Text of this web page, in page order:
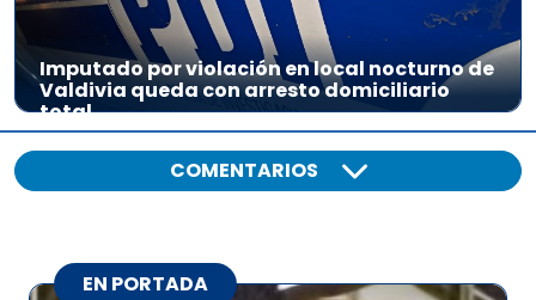
Imputado por violación en local nocturno de
Valdivia queda con arresto domiciliario
total
COMENTARIOS
EN PORTADA